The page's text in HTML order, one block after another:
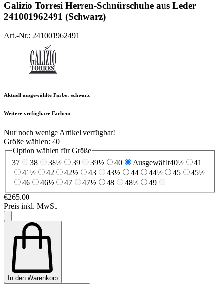
Galizio Torresi Herren-Schnürschuhe aus Leder
241001962491 (Schwarz)
Art.-Nr.: 241001962491
Aktuell ausgewählte Farbe: schwarz
Weitere verfügbare Farben:
Nur noch wenige Artikel verfügbar!
Größe wählen: 40
Option wählen für Größe
37
38 38½ 39 39½ 40 Ausgewählt40½
41
41½
42 42½ 43 43½ 44 44½ 45
45½
46
46½ 47 47½ 48 48½
49
€265.00
Preis inkl. MwSt.
In den Warenkorb